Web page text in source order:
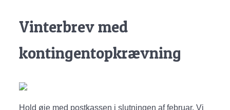
Vinterbrev med
kontingentopkrævning
Hold øje med postkassen i slutningen af februar. Vi